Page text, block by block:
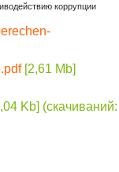
коррупции
[2,61 Mb]
Kb] (cкачиваний: